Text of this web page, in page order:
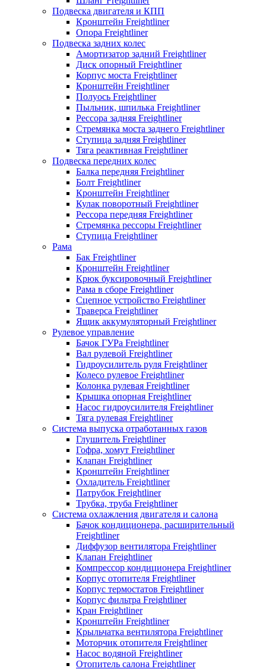
Подвеска двигателя и КПП
Кронштейн Freightliner
Опора Freightliner
Подвеска задних колес
Амортизатор задний Freightliner
Диск опорный Freightliner
Корпус моста Freightliner
Кронштейн Freightliner
Полуось Freightliner
Пыльник, шпилька Freightliner
Рессора задняя Freightliner
Стремянка моста заднего Freightliner
Ступица задняя Freightliner
Тяга реактивная Freightliner
Подвеска передних колес
Балка передняя Freightliner
Болт Freightliner
Кронштейн Freightliner
Кулак поворотный Freightliner
Рессора передняя Freightliner
Стремянка рессоры Freightliner
Ступица Freightliner
Рама
Бак Freightliner
Кронштейн Freightliner
Крюк буксировочный Freightliner
Рама в сборе Freightliner
Сцепное устройство Freightliner
Траверса Freightliner
Ящик аккумуляторный Freightliner
Рулевое управление
Бачок ГУРа Freightliner
Вал рулевой Freightliner
Гидроусилитель руля Freightliner
Колесо рулевое Freightliner
Колонка рулевая Freightliner
Крышка опорная Freightliner
Насос гидроусилителя Freightliner
Тяга рулевая Freightliner
Система выпуска отработанных газов
Глушитель Freightliner
Гофра, хомут Freightliner
Клапан Freightliner
Кронштейн Freightliner
Охладитель Freightliner
Патрубок Freightliner
Трубка, труба Freightliner
Система охлажления двигателя и салона
Бачок кондиционера, расширительный
Freightliner
Диффузор вентилятора Freightliner
Клапан Freightliner
Компрессор кондиционера Freightliner
Корпус отопителя Freightliner
Корпус термостатов Freightliner
Корпус фильтра Freightliner
Кран Freightliner
Кронштейн Freightliner
Крыльчатка вентилятора Freightliner
Моторчик отопителя Freightliner
Насос водяной Freightliner
Отопитель салона Freightliner